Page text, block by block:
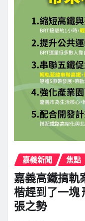
嘉義新聞 焦點
嘉義高鐵搞軌
楷趕到了一塊
張之勢